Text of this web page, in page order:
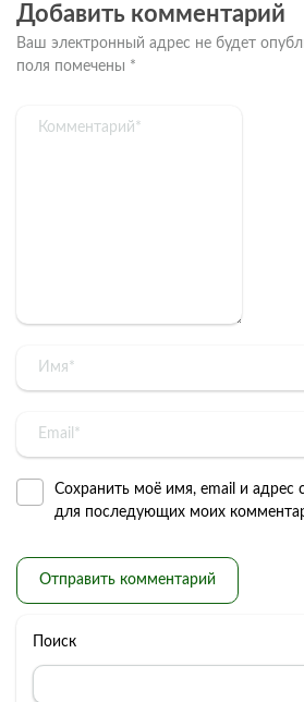
Добавить комментарий
Ваш электронный адрес не будет
поля помечены *
Сохранить моё имя, email и адрес
для последующих моих
Поиск